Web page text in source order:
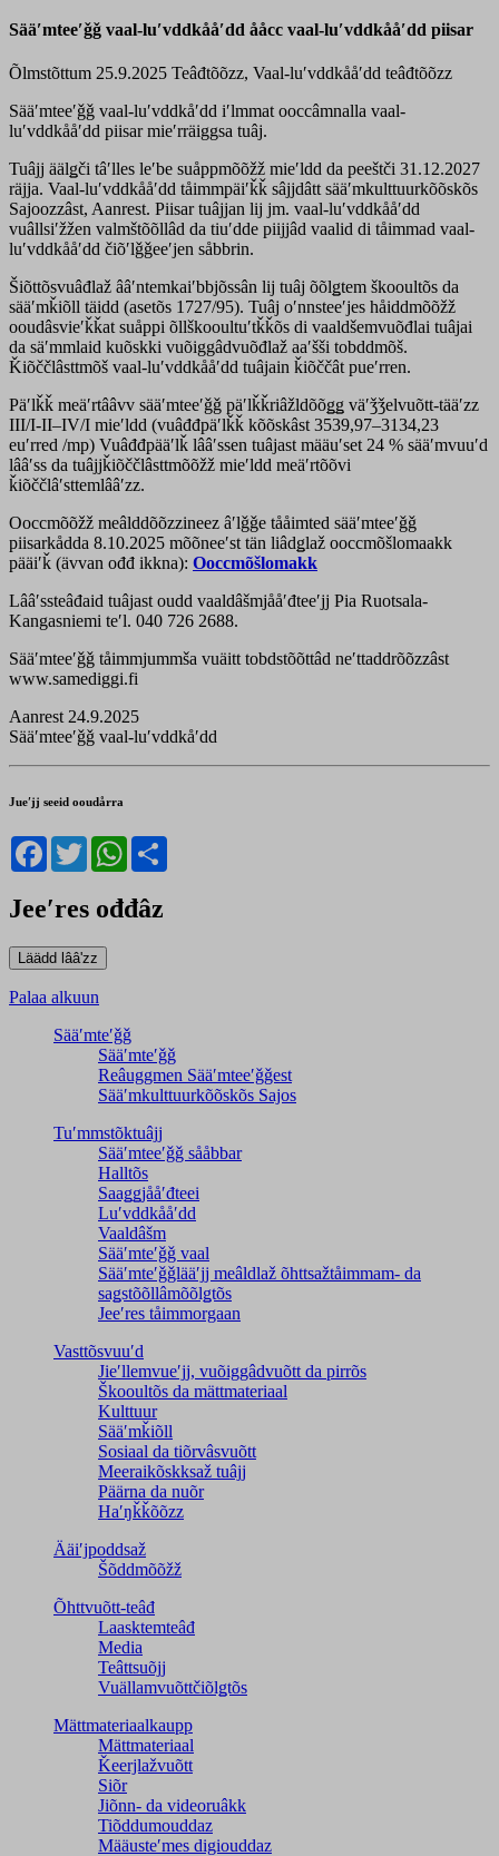
Sääʹmteeʹǧǧ vaal-luʹvddkååʹdd ååcc vaal-luʹvddkååʹdd piisar
Õlmstõttum 25.9.2025 Teâđtõõzz, Vaal-luʹvddkååʹdd teâđtõõzz
Sääʹmteeʹǧǧ vaal-luʹvddkåʹdd iʹlmmat ooccâmnalla vaal-
luʹvddkååʹdd piisar mieʹrräiggsa tuâj.
Tuâjj äälǥči tâʹlles leʹbe suåppmõõžž mieʹldd da peeštči 31.12.2027
räjja. Vaal-luʹvddkååʹdd tåimmpäiʹǩǩ sâjjdâtt sääʹmkulttuurkõõskõs
Sajoozzâst, Aanrest. Piisar tuâjjan lij jm. vaal-luʹvddkååʹdd
vuâllsiʹžžen valmštõõllâd da tiuʹdde piijjâd vaalid di tåimmad vaal-
luʹvddkååʹdd čiõʹlǧǧeeʹjen såbbrin.
Šiõttõsvuâđlaž ââʹntemkaiʹbbjõssân lij tuâj õõlǥtem škooultõs da
sääʹmǩiõll täidd (asetõs 1727/95). Tuâj oʹnnsteeʹjes håiddmõõžž
ooudâsvieʹǩǩat suåppi õllškooultuʹtǩǩõs di vaaldšemvuõđlai tuâjai
da säʹmmlaid kuõskki vuõiggâdvuõđlaž aaʹšši tobddmõš.
Ǩiõččlâsttmõš vaal-luʹvddkååʹdd tuâjain ǩiõččât pueʹrren.
Päʹlǩǩ meäʹrtââvv sääʹmteeʹǧǧ päʹlǩǩriâžldõõǥǥ väʹǯǯelvuõtt-tääʹzz
III/I-II–IV/I mieʹldd (vuâđđpäʹlǩǩ kõõskâst 3539,97–3134,23
euʹrred /mp) Vuâđđpääʹlǩ lââʹssen tuâjast määuʹset 24 % sääʹmvuuʹd
lââʹss da tuâjjǩiõččlâsttmõõžž mieʹldd meäʹrtõõvi
ǩiõččlâʹsttemlââʹzz.
Ooccmõõžž meâlddõõzzineez âʹlǧǧe tååimted sääʹmteeʹǧǧ
piisarkådda 8.10.2025 mõõneeʹst tän liâdǥlaž ooccmõšlomaakk
pääiʹǩ (ävvan ođđ ikkna): Ooccmõšlomakk
Lââʹssteâđaid tuâjast oudd vaaldâšmjååʹđteeʹjj Pia Ruotsala-
Kangasniemi teʹl. 040 726 2688.
Sääʹmteeʹǧǧ tåimmjummša vuäitt tobdstõõttâd neʹttaddrõõzzâst
www.samediggi.fi
Aanrest 24.9.2025
Sääʹmteeʹǧǧ vaal-luʹvddkåʹdd
Jueʹjj seeid ooudårra
Facebook
TwitterWhatsApp
Jeeʹres ođđâz
Palaa alkuun
Sääʹmteʹǧǧ
Sääʹmteʹǧǧ
Reâuggmen Sääʹmteeʹǧǧest
Sääʹmkulttuurkõõskõs Sajos
Tuʹmmstõktuâjj
Sääʹmteeʹǧǧ sååbbar
Halltõs
Saaǥǥjååʹđteei
Luʹvddkååʹdd
Vaaldâšm
Sääʹmteʹǧǧ vaal
Sääʹmteʹǧǧlääʹjj meâldlaž õhttsažtåimmam- da
saǥstõõllâmõõlǥtõs
Jeeʹres tåimmorgaan
Vasttõsvuuʹd
Jieʹllemvueʹjj, vuõiggâdvuõtt da pirrõs
Škooultõs da mättmateriaal
Kulttuur
Sääʹmǩiõll
Sosiaal da tiõrvâsvuõtt
Meeraikõskksaž tuâjj
Päärna da nuõr
Haʹŋǩǩõõzz
Ääiʹjpoddsaž
Šõddmõõžž
Õhttvuõtt-teâđ
Laasktemteâđ
Media
Teâttsuõjj
Vuällamvuõttčiõlǥtõs
Mättmateriaalkaupp
Mättmateriaal
Ǩeerjlažvuõtt
Siõr
Jiõnn- da videoruâkk
Tiõddumouddaz
Määusteʹmes digiouddaz